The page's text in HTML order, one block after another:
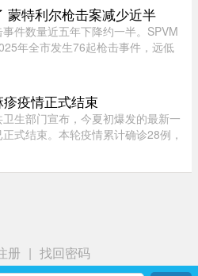
Picard介绍，被盗地点位于
Royal区Duluth Es ...
蒙特利尔枪击案减少近半
件数量近五年下降约一半。SPVM
年全市发生76起枪击事件，远低
面临严厉刑罚， ...
疫情正式结束
生部门宣布，今夏初爆发的最新一
式结束。本轮疫情累计确诊28例，
册 | 找回密码